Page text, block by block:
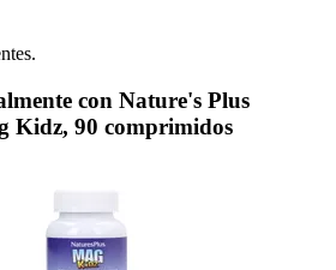
con Nature's Plus
Kidz, 90 comprimidos